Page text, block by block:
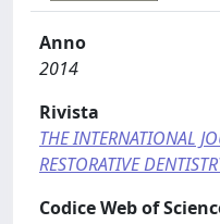
Anno
2014
Rivista
THE INTERNATIONAL
RESTORATIVE
Codice Web of